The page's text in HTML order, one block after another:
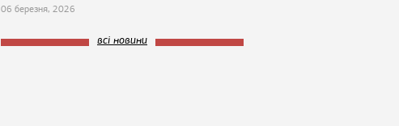
06 березня, 2026
всі новини